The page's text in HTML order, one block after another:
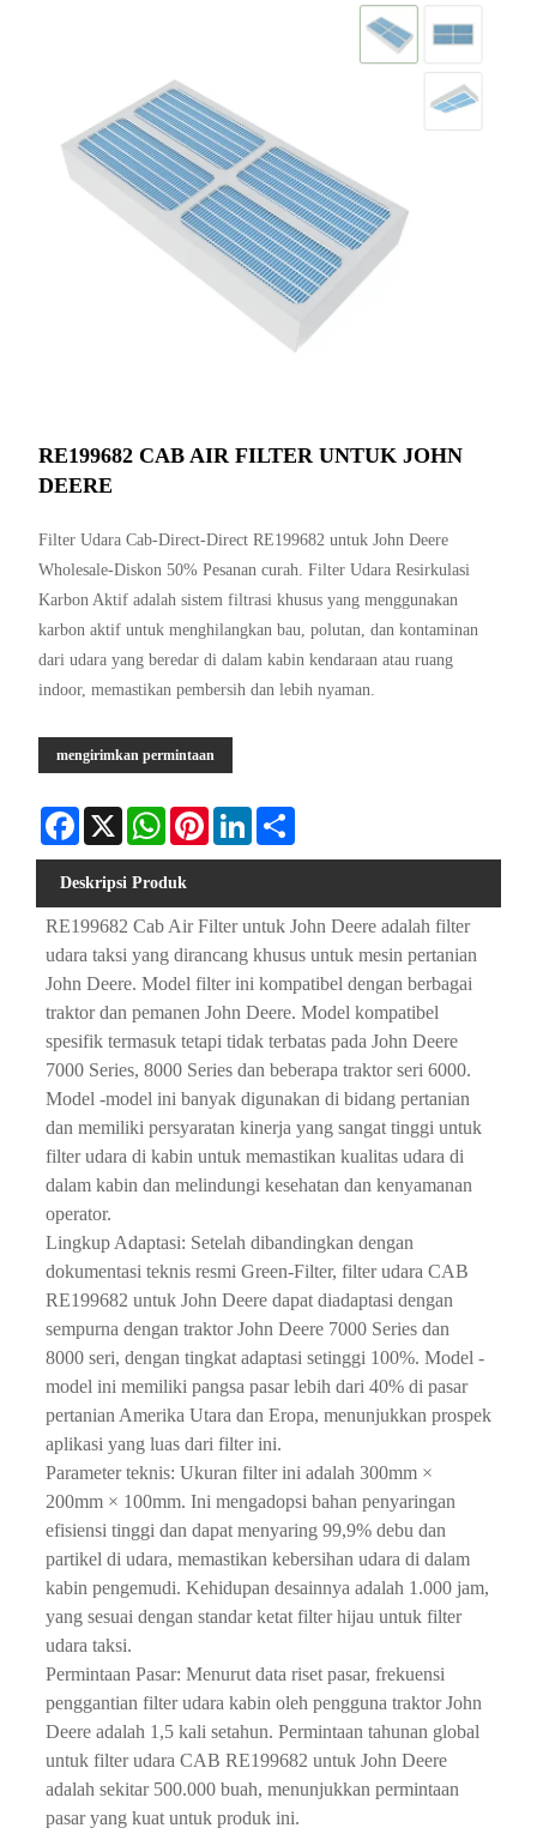
RE199682 CAB AIR FILTER UNTUK JOHN
DEERE
Filter Udara Cab-Direct-Direct RE199682 untuk John Deere
Wholesale-Diskon 50% Pesanan curah. Filter Udara Resirkulasi
Karbon Aktif adalah sistem filtrasi khusus yang menggunakan
karbon aktif untuk menghilangkan bau, polutan, dan kontaminan
dari udara yang beredar di dalam kabin kendaraan atau ruang
indoor, memastikan pembersih dan lebih nyaman.
mengirimkan permintaan
Facebook
X WhatsAppPinterestLinkedIn
Deskripsi Produk
RE199682 Cab Air Filter untuk John Deere adalah filter
udara taksi yang dirancang khusus untuk mesin pertanian
John Deere. Model filter ini kompatibel dengan berbagai
traktor dan pemanen John Deere. Model kompatibel
spesifik termasuk tetapi tidak terbatas pada John Deere
7000 Series, 8000 Series dan beberapa traktor seri 6000.
Model -model ini banyak digunakan di bidang pertanian
dan memiliki persyaratan kinerja yang sangat tinggi untuk
filter udara di kabin untuk memastikan kualitas udara di
dalam kabin dan melindungi kesehatan dan kenyamanan
operator.
Lingkup Adaptasi: Setelah dibandingkan dengan
dokumentasi teknis resmi Green-Filter, filter udara CAB
RE199682 untuk John Deere dapat diadaptasi dengan
sempurna dengan traktor John Deere 7000 Series dan
8000 seri, dengan tingkat adaptasi setinggi 100%. Model -
model ini memiliki pangsa pasar lebih dari 40% di pasar
pertanian Amerika Utara dan Eropa, menunjukkan prospek
aplikasi yang luas dari filter ini.
Parameter teknis: Ukuran filter ini adalah 300mm ×
200mm × 100mm. Ini mengadopsi bahan penyaringan
efisiensi tinggi dan dapat menyaring 99,9% debu dan
partikel di udara, memastikan kebersihan udara di dalam
kabin pengemudi. Kehidupan desainnya adalah 1.000 jam,
yang sesuai dengan standar ketat filter hijau untuk filter
udara taksi.
Permintaan Pasar: Menurut data riset pasar, frekuensi
penggantian filter udara kabin oleh pengguna traktor John
Deere adalah 1,5 kali setahun. Permintaan tahunan global
untuk filter udara CAB RE199682 untuk John Deere
adalah sekitar 500.000 buah, menunjukkan permintaan
pasar yang kuat untuk produk ini.